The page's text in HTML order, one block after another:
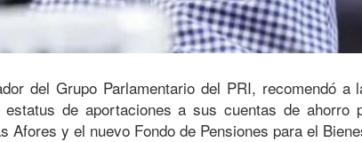
del Grupo Parlamentario del PRI, recomendó a
de aportaciones a sus cuentas de ahorro
y el nuevo Fondo de Pensiones para el